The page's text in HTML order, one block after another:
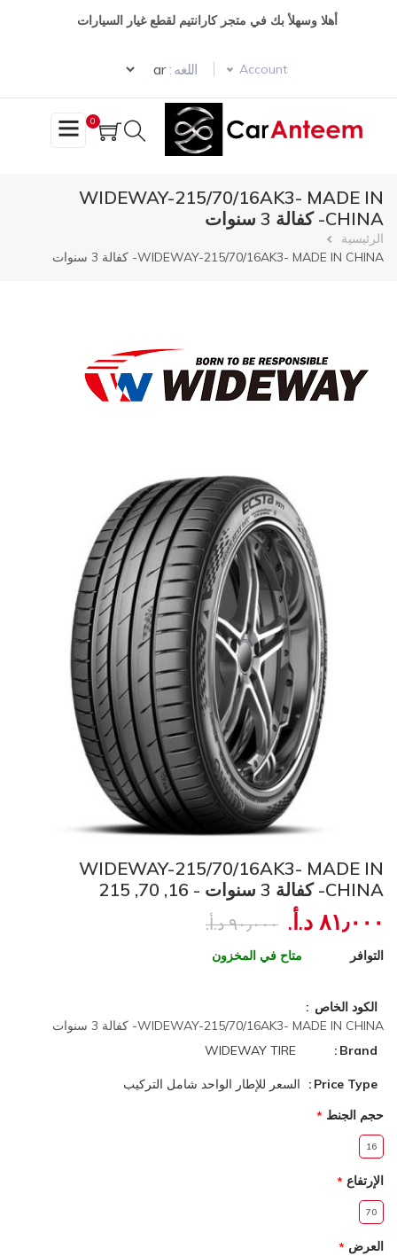
أهلا وسهلأ بك في متجر كارانتيم لقطع غيار السيارات
Account اللغه :
Select your language
0
WIDEWAY-215/70/16AK3- MADE IN
CHINA- كفالة 3 سنوات
مسار
الرئيسية
WIDEWAY-215/70/16AK3- MADE IN CHINA- كفالة 3 سنوات
WIDEWAY-215/70/16AK3- MADE IN
CHINA- كفالة 3 سنوات - 16, 70, 215
٨١٫٠٠٠ د.أ.‏ ٩٠٫٠٠٠ د.أ.‏
التوافر متاح في المخزون
الكود الخاص
WIDEWAY-215/70/16AK3- MADE IN CHINA- كفالة 3 سنوات
Brand
WIDEWAY TIRE
Price Type
السعر للإطار الواحد شامل التركيب
حجم الجنط
16
الإرتفاع
70
العرض